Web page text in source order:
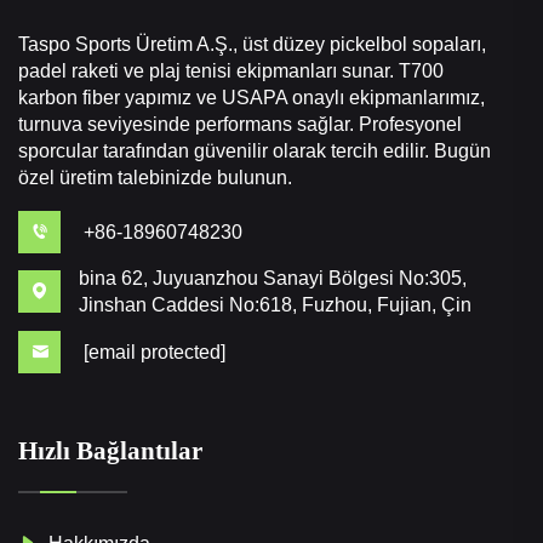
Taspo Sports Üretim A.Ş., üst düzey pickelbol sopaları,
padel raketi ve plaj tenisi ekipmanları sunar. T700
karbon fiber yapımız ve USAPA onaylı ekipmanlarımız,
turnuva seviyesinde performans sağlar. Profesyonel
sporcular tarafından güvenilir olarak tercih edilir. Bugün
özel üretim talebinizde bulunun.
+86-18960748230
bina 62, Juyuanzhou Sanayi Bölgesi No:305,
Jinshan Caddesi No:618, Fuzhou, Fujian, Çin
[email protected]
Hızlı Bağlantılar